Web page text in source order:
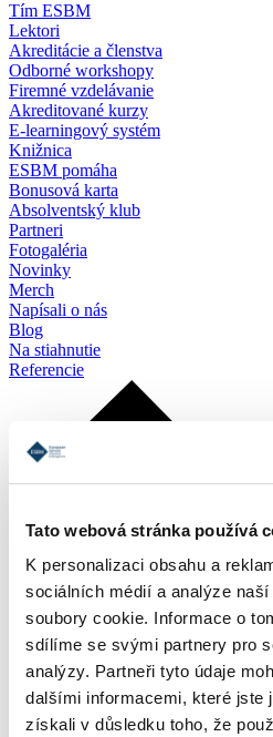
Tato webová stránka používá
K personalizaci obsahu a
sociálních médií a analýze
soubory cookie. Informace o
sdílíme se svými partnery pro
analýzy. Partneři tyto údaje
dalšími informacemi, které jste
získali v důsledku toho, že
Tím ESBM
Lektori
Akreditácie a členstva
Odborné workshopy
Firemné vzdelávanie
Akreditované kurzy
E-learningový systém
Knižnica
ESBM pomáha
Bonusová karta
Absolventský klub
Partneri
Fotogaléria
Novinky
Merch
Napísali o nás
Blog
Na stiahnutie
Referencie